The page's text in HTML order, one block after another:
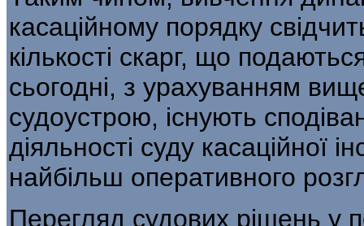
ка­саційному порядку
кількості скарг, що
сьогодні, з урахуванням
судоустрою, існують
діяльності суду касаційної
найбільш оперативного
Перегляд судових рішень у